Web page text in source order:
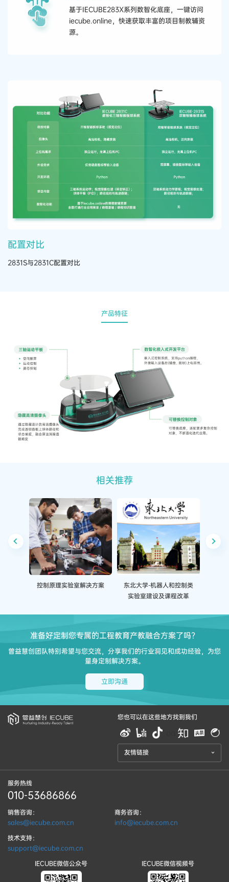
基于IECUBE283X系列数智化底座，一键访问
iecube.online，快速获取丰富的项目制教辅资
源。
配置对比
2831S与2831C配置对比
产品特征
相关推荐
控制原理实验室解决方案
东北大学-机器人和控制类
实验室建设及课程改革
准备好定制您专属的工程教育产教融合方案了吗？
曾益慧创团队特别希望与您交流，分享我们的行业洞见和成功经验，为您
量身定制解决方案。
立即沟通
您也可以在这些地方找到我们
友情链接
服务热线
010-53686866
销售咨询：
sales@iecube.com.cn
商务咨询：
info@iecube.com.cn
技术支持：
support@iecube.com.cn
IECUBE微信公众号
IECUBE微信视频号